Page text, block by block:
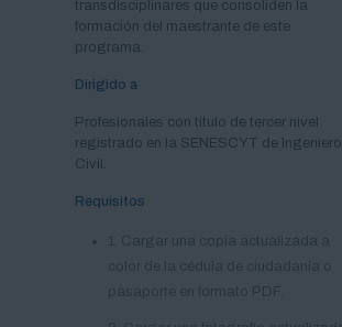
transdisciplinares que consoliden la
formación del maestrante de este
programa.
Dirigido a
Profesionales con título de tercer nivel
registrado en la SENESCYT de Ingeniero
Civil.
Requisitos